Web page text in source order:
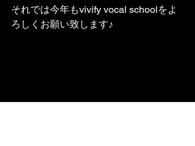
それでは今年もvivify vocal schoolをよ
ろしくお願い致します♪